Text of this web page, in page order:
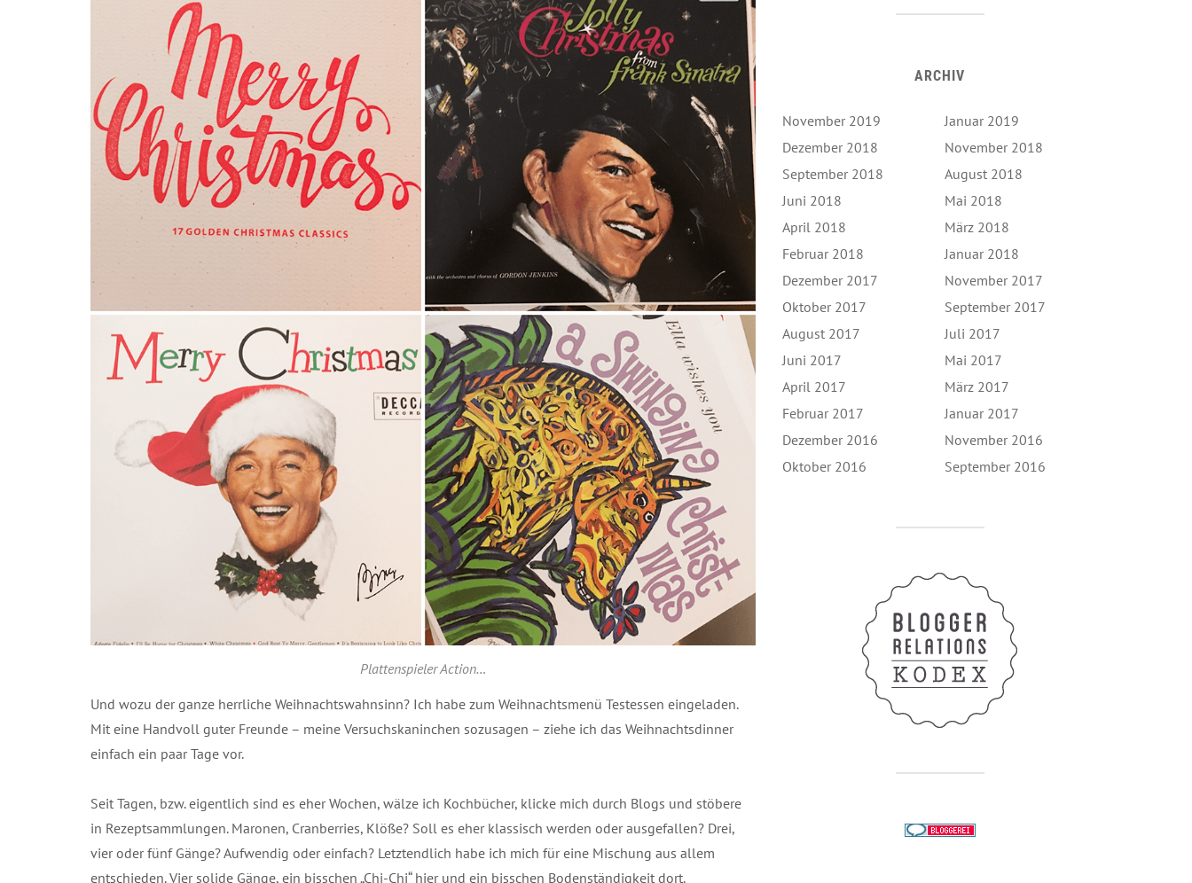
Plattenspieler Action…
Und wozu der ganze herrliche Weihnachtswahnsinn? Ich habe zum Weihnachtsmenü Testessen eingeladen.
Mit eine Handvoll guter Freunde – meine Versuchskaninchen sozusagen – ziehe ich das Weihnachtsdinner
einfach ein paar Tage vor.
Seit Tagen, bzw. eigentlich sind es eher Wochen, wälze ich Kochbücher, klicke mich durch Blogs und stöbere
in Rezeptsammlungen. Maronen, Cranberries, Klöße? Soll es eher klassisch werden oder ausgefallen? Drei,
vier oder fünf Gänge? Aufwendig oder einfach? Letztendlich habe ich mich für eine Mischung aus allem
entschieden. Vier solide Gänge, ein bisschen „Chi-Chi“ hier und ein bisschen Bodenständigkeit dort.
ARCHIV
November 2019
Januar 2019
Dezember 2018
November 2018
September 2018
August 2018
Juni 2018
Mai 2018
April 2018
März 2018
Februar 2018
Januar 2018
Dezember 2017
November 2017
Oktober 2017
September 2017
August 2017
Juli 2017
Juni 2017
Mai 2017
April 2017
März 2017
Februar 2017
Januar 2017
Dezember 2016
November 2016
Oktober 2016
September 2016